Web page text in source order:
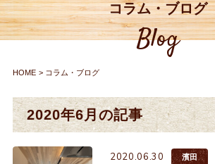
コラム・ブログ
Blog
HOME コラム・ブログ
2020年6月の記事
2020.06.30 濱田